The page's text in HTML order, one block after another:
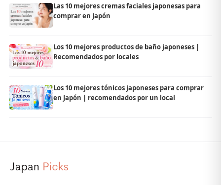
Las 10 mejores cremas faciales japonesas para
comprar en Japón
Los 10 mejores productos de baño japoneses |
Recomendados por locales
Los 10 mejores tónicos japoneses para comprar
en Japón | recomendados por un local